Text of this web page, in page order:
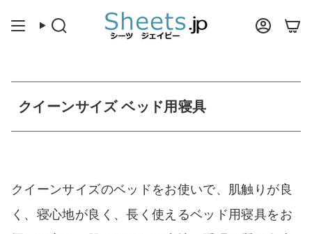
検
合
クイーンサイズ ベッド用寝具
クイーンサイズのベッドをお使いで、肌触りが良
く、寝心地が良く、長く使えるベッド用寝具をお